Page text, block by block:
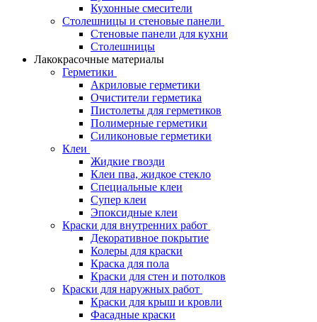
Кухонные смесители
Столешницы и стеновые панели
Стеновые панели для кухни
Столешницы
Лакокрасочные материалы
Герметики
Акриловые герметики
Очистители герметика
Пистолеты для герметиков
Полимерные герметики
Силиконовые герметики
Клеи
Жидкие гвозди
Клеи пва, жидкое стекло
Специальные клеи
Супер клеи
Эпоксидные клеи
Краски для внутренних работ
Декоративное покрытие
Колеры для краски
Краска для пола
Краски для стен и потолков
Краски для наружных работ
Краски для крыш и кровли
Фасадные краски